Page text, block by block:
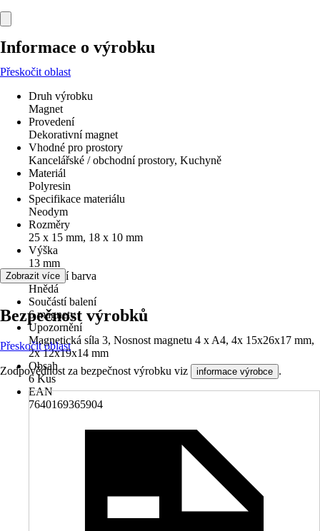
Informace o výrobku
Přeskočit oblast
Druh výrobku
Magnet
Provedení
Dekorativní magnet
Vhodné pro prostory
Kancelářské / obchodní prostory, Kuchyně
Materiál
Polyresin
Specifikace materiálu
Neodym
Rozměry
25 x 15 mm, 18 x 10 mm
Výška
13 mm
Základní barva
Hnědá
Součástí balení
6 magnety
Upozornění
Magnetická síla 3, Nosnost magnetu 4 x A4, 4x 15x26x17 mm,
2x 12x19x14 mm
Obsah
6 Kus
EAN
7640169365904
Zobrazit více
Bezpečnost výrobků
Přeskočit oblast
Zodpovědnost za bezpečnost výrobku viz informace výrobce .